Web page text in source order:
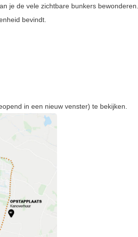
je de vele zichtbare bunkers
bevindt.
in een nieuw venster) te bekijken.